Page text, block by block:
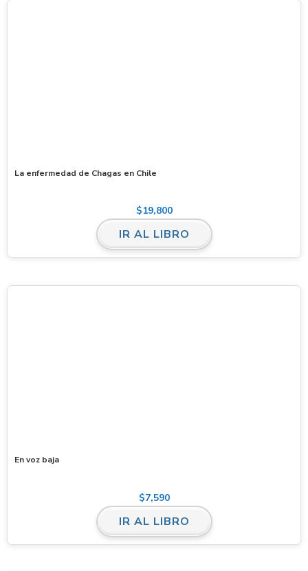
La enfermedad de Chagas en Chile
$19,800
IR AL LIBRO
En voz baja
$7,590
IR AL LIBRO